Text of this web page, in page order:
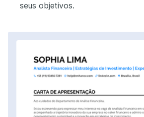
seus objetivos.